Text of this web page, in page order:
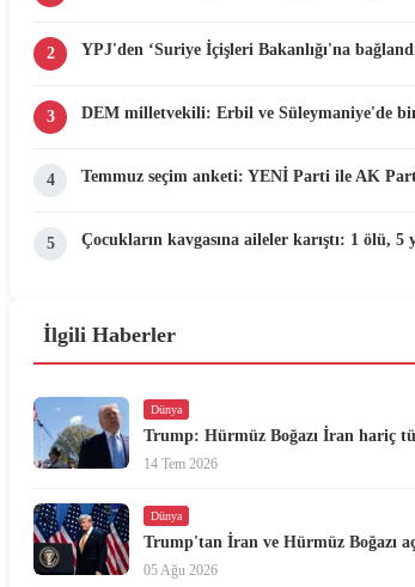
2 YPJ'den ‘Suriye İçişleri Bakanlığı'na
3 DEM milletvekili: Erbil ve Süleymaniye'de
4 Temmuz seçim anketi: YENİ Parti ile AK
5 Çocukların kavgasına aileler karıştı: 1 ölü, 5
İlgili Haberler
Dünya
Trump: Hürmüz Boğazı İran hariç
14 Tem 2026
Dünya
Trump'tan İran ve Hürmüz Boğazı
05 Ağu 2026